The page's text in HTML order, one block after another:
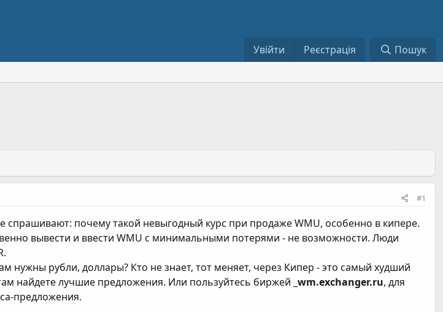
Увійти Реєстрація Пошук
#1
почему такой невыгодный курс при продаже WMU, особенно в кипере.
вывести и ввести WMU с минимальными потерями - не возможности. Люди
нужны рубли, доллары? Кто не знает, тот меняет, через Кипер - это самый худший
найдете лучшие предложения. Или пользуйтесь биржей _ wm.exchanger.ru, для
предложения.